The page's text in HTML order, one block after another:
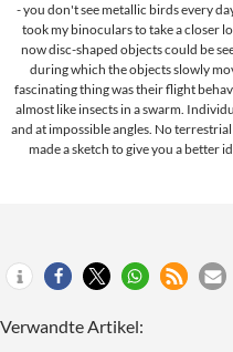
- you don't see metallic birds every
took my binoculars to take a closer
now disc-shaped objects could be
during which the objects slowly
fascinating thing was their flight
almost like insects in a swarm.
and at impossible angles. No
made a sketch to give you a better
Verwandte Artikel: